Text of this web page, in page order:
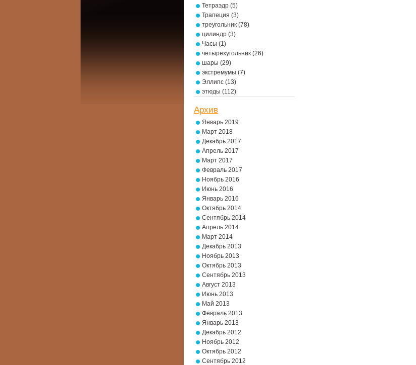
Тетраэдр (5)
Трапеция (3)
треугольник (78)
цилиндр (3)
Часы (1)
четырехугольник (26)
шары (29)
экстремумы (7)
Эллипс (13)
этюды (112)
Архив
Январь 2019
Март 2018
Декабрь 2017
Апрель 2017
Март 2017
Февраль 2017
Ноябрь 2016
Июнь 2016
Январь 2016
Октябрь 2014
Сентябрь 2014
Апрель 2014
Март 2014
Декабрь 2013
Ноябрь 2013
Октябрь 2013
Сентябрь 2013
Август 2013
Июнь 2013
Май 2013
Февраль 2013
Январь 2013
Декабрь 2012
Ноябрь 2012
Октябрь 2012
Сентябрь 2012